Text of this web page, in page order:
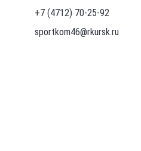
+7 (4712) 70-25-92
sportkom46@rkursk.ru